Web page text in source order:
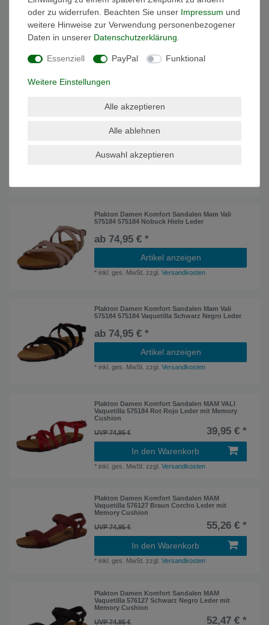
Plakton Damen Komfort Sandalen Mam Vali
*inkl. ges. MwSt.
575184 575184 Afelpado Schwarz Negro Leder
Plakton Damen Komfort Sandalen Mam Vali
575184 575184 Nobuck Hielo Leder
ab 74,95 € *
Artikel anzeigen
* inkl. ges. MwSt. zzgl.Versandkosten
Plakton Damen Komfort Sandalen Mam Vali
575184 575184 Vaquetilla Schwarz Negro Leder
ab 74,95 € *
Artikel anzeigen
* inkl. ges. MwSt. zzgl.Versandkosten
Plakton Damen Komfort Sandalen MAM VALI
Vaquetilla 575184 Rot Rojo Leder mit Memory
Cushion
UVP 74,95 €
39,95 € *
In den Warenkorb
* inkl. ges. MwSt. zzgl.Versandkosten
Plakton Damen Komfort Sandalen MAM
Vaquetilla 576127 Braun Corcho Leder mit
Memory Cushion
UVP 74,95 €
55,26 € *
In den Warenkorb
* inkl. ges. MwSt. zzgl.Versandkosten
Plakton Damen Komfort Sandalen MAM
Vaquetilla 576127 Schwarz Negro Leder mit
Memory Cushion
UVP 74,95 €
52,47 € *
oder zu widerrufen. Beachten Sie unser Impressum und
weitere Hinweise zur Verwendung personenbezogener
Daten in unserer Daten­schutz­erklärung
Essenziell PayPal Funktional
Weitere Einstellungen
Alle akzeptieren
Alle ablehnen
Auswahl akzeptieren